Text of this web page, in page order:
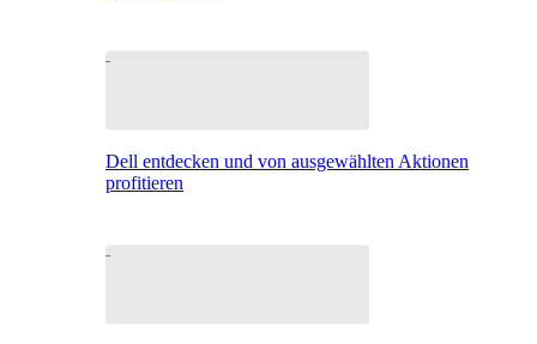
Dell entdecken und von ausgewählten Aktionen
profitieren